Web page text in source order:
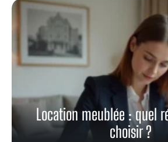
Location meublée : quel
choisir ?